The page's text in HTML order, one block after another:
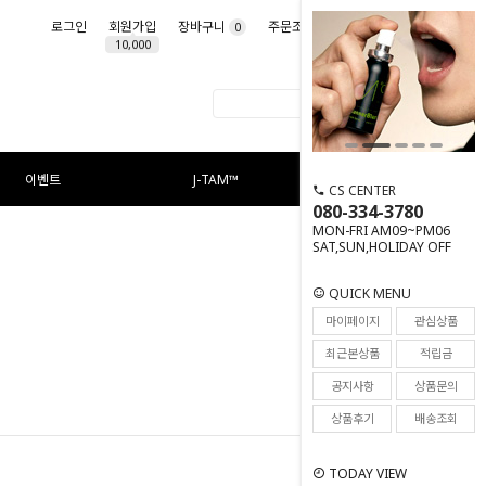
로그인 회원가입
10,000
장바구니 0 주문조회 마이페이지
이벤트 J-TAM™
CS CENTER
080-334-3780
MON-FRI AM09~PM06
SAT,SUN,HOLIDAY OFF
QUICK MENU
마이페이지
관심상품
최근본상품
적립금
공지사항
상품문의
상품후기
배송조회
TODAY VIEW